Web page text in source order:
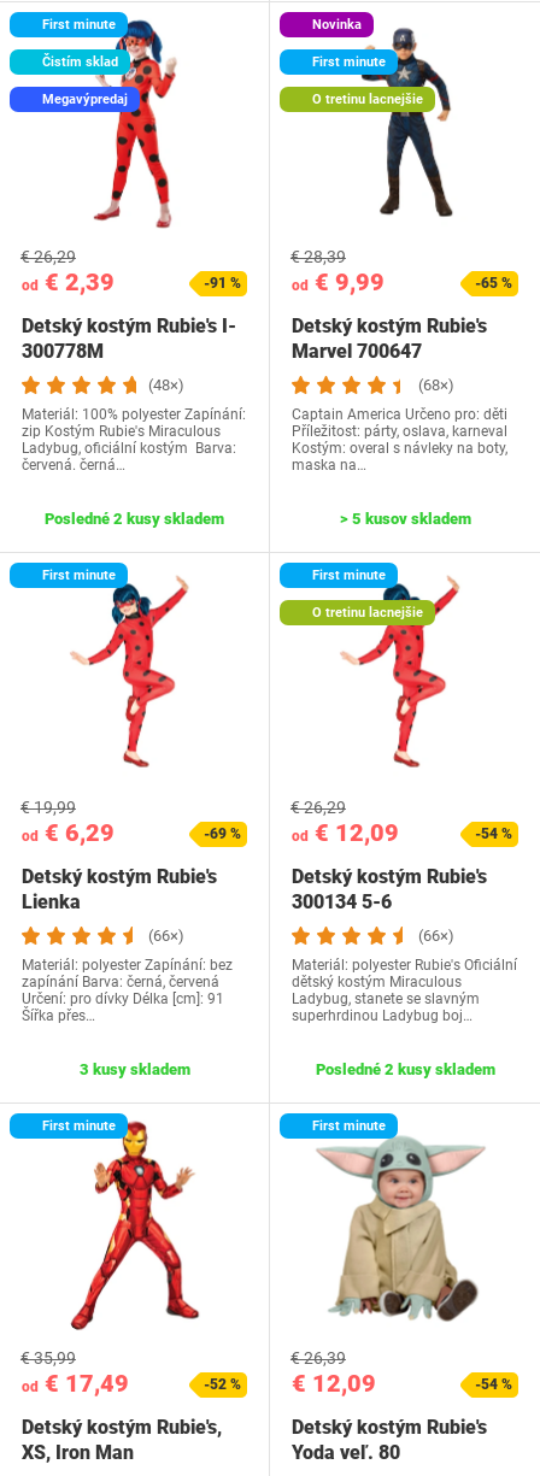
First minute
Čistím sklad
Megavýpredaj
od € 2,39
€ 26,29
-91 %
Detský kostým Rubie's I-
300778M
(48×)
Materiál: 100% polyester Zapínání:
zip Kostým Rubie's Miraculous
Ladybug, oficiální kostým Barva:
červená. černá…
Posledné 2 kusy skladem
Novinka
First minute
O tretinu lacnejšie
od € 9,99
€ 28,39
-65 %
Detský kostým Rubie's
Marvel 700647
(68×)
Captain America Určeno pro: děti
Příležitost: párty, oslava, karneval
Kostým: overal s návleky na boty,
maska na…
> 5 kusov skladem
First minute
od € 6,29
€ 19,99
-69 %
Detský kostým Rubie's
Lienka
(66×)
Materiál: polyester Zapínání: bez
zapínání Barva: černá, červená
Určení: pro dívky Délka [cm]: 91
Šířka přes…
3 kusy skladem
First minute
O tretinu lacnejšie
od € 12,09
€ 26,29
-54 %
Detský kostým Rubie's
300134 5-6
(66×)
Materiál: polyester Rubie's Oficiální
dětský kostým Miraculous
Ladybug, stanete se slavným
superhrdinou Ladybug boj…
Posledné 2 kusy skladem
First minute
od € 17,49
€ 35,99
-52 %
Detský kostým Rubie's,
XS, Iron Man
First minute
€ 12,09
€ 26,39
-54 %
Detský kostým Rubie's
Yoda veľ. 80